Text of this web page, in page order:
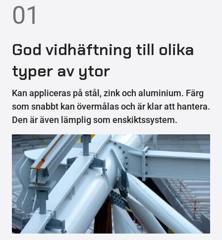
01
God vidhäftning till olika
typer av ytor
Kan appliceras på stål, zink och aluminium. Färg
som snabbt kan övermålas och är klar att hantera.
Den är även lämplig som enskiktssystem.